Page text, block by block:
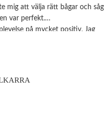
mig att välja rätt bågar och såg
var perfekt.
positiv. Jag
till alla som behöver